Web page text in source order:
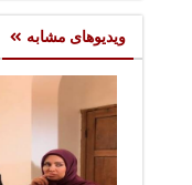
ویدیوهای مشابه